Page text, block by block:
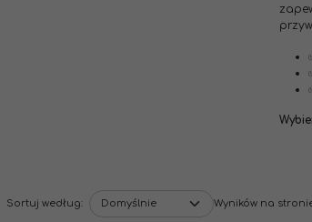
Sortuj według: Wyników na